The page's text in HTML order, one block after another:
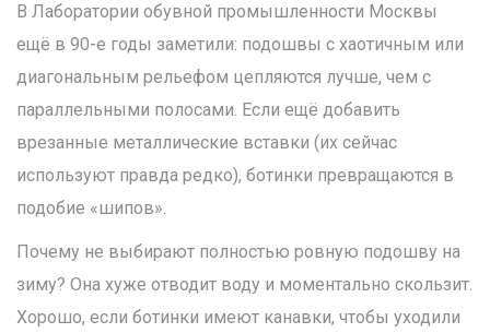
В Лаборатории обувной промышленности Москвы
ещё в 90-е годы заметили: подошвы с хаотичным или
диагональным рельефом цепляются лучше, чем с
параллельными полосами. Если ещё добавить
врезанные металлические вставки (их сейчас
используют правда редко), ботинки превращаются в
подобие «шипов».
Почему не выбирают полностью ровную подошву на
зиму? Она хуже отводит воду и моментально скользит.
Хорошо, если ботинки имеют канавки, чтобы уходили